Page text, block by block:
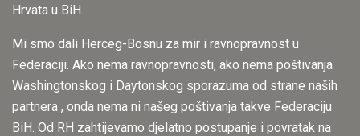
Hrvata u BiH.
Mi smo dali Herceg-Bosnu za mir i ravnopravnost u
Federaciji. Ako nema ravnopravnosti, ako nema poštivanja
Washingtonskog i Daytonskog sporazuma od strane naših
partnera , onda nema ni našeg poštivanja takve Federaciju
BiH. Od RH zahtijevamo djelatno postupanje i povratak na